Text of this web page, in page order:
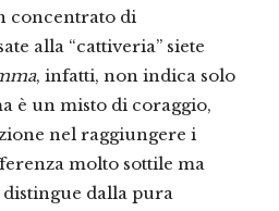
concentrato di
alla “cattiveria” siete
, infatti, non indica solo
è un misto di coraggio,
nel raggiungere i
molto sottile ma
dalla pura